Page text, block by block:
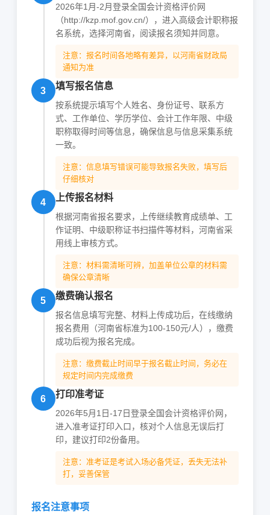
2026年1月-2月登录全国会计资格评价网
（http://kzp.mof.gov.cn/），进入高级会计职称报
名系统，选择河南省，阅读报名须知并同意。
注意：报名时间各地略有差异，以河南省财政局
通知为准
3 填写报名信息
按系统提示填写个人姓名、身份证号、联系方
式、工作单位、学历学位、会计工作年限、中级
职称取得时间等信息，确保信息与信息采集系统
一致。
注意：信息填写错误可能导致报名失败，填写后
仔细核对
4 上传报名材料
根据河南省报名要求，上传继续教育成绩单、工
作证明、中级职称证书扫描件等材料，河南省采
用线上审核方式。
注意：材料需清晰可辨，加盖单位公章的材料需
确保公章清晰
5 缴费确认报名
报名信息填写完整、材料上传成功后，在线缴纳
报名费用（河南省标准为100-150元/人），缴费
成功后视为报名完成。
注意：缴费截止时间早于报名截止时间，务必在
规定时间内完成缴费
6 打印准考证
2026年5月1日-17日登录全国会计资格评价网，
进入准考证打印入口，核对个人信息无误后打
印，建议打印2份备用。
注意：准考证是考试入场必备凭证，丢失无法补
打，妥善保管
报名注意事项